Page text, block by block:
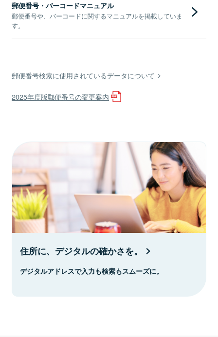
郵便番号・バーコードマニュアル
郵便番号や、バーコードに関するマニュアルを掲載していま
す。
郵便番号検索に使用されているデータについて
2025年度版郵便番号の変更案内
住所に、デジタルの確かさを。
デジタルアドレスで入力も検索もスムーズに。